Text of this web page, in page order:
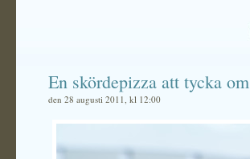
En skördepizza att tycka om
den 28 augusti 2011, kl 12:00